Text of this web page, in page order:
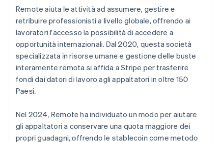
Remote aiuta le attività ad assumere, gestire e
retribuire professionisti a livello globale, offrendo ai
lavoratori l'accesso la possibilità di accedere a
opportunità internazionali. Dal 2020, questa società
specializzata in risorse umane e gestione delle buste
interamente remota si affida a Stripe per trasferire
fondi dai datori di lavoro agli appaltatori in oltre 150
Paesi.
Nel 2024, Remote ha individuato un modo per aiutare
gli appaltatori a conservare una quota maggiore dei
propri guadagni, offrendo le stablecoin come metodo